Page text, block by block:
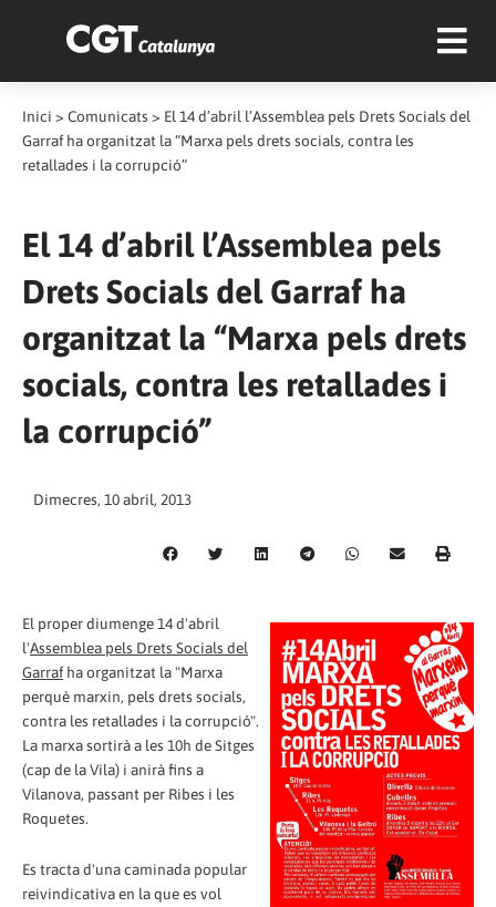
Inici > Comunicats > El 14 d’abril l’Assemblea pels Drets Socials del
Garraf ha organitzat la “Marxa pels drets socials, contra les
retallades i la corrupció”
El 14 d’abril l’Assemblea pels
Drets Socials del Garraf ha
organitzat la “Marxa pels drets
socials, contra les retallades i
la corrupció”
Dimecres, 10 abril, 2013
El proper diumenge 14 d'abril
l'Assemblea pels Drets Socials del
Garraf ha organitzat la "Marxa
perquè marxin, pels drets socials,
contra les retallades i la corrupció".
La marxa sortirà a les 10h de Sitges
(cap de la Vila) i anirà fins a
Vilanova, passant per Ribes i les
Roquetes.
Es tracta d'una caminada popular
reivindicativa en la que es vol